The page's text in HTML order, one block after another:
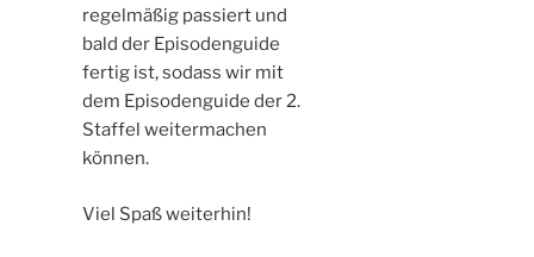
regelmäßig passiert und
bald der Episodenguide
fertig ist, sodass wir mit
dem Episodenguide der 2.
Staffel weitermachen
können.
Viel Spaß weiterhin!